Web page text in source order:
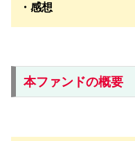
・感想
本ファンドの概要